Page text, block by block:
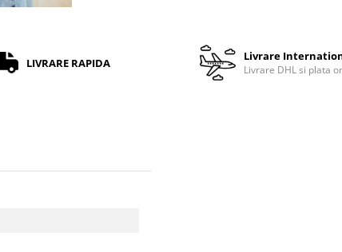
LIVRARE RAPIDA Livrare
Livrare DHL si plata